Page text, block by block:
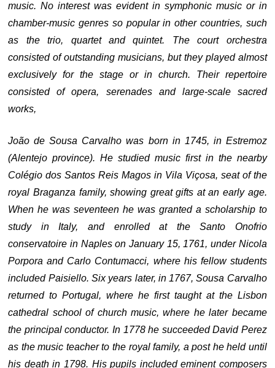
music. No interest was evident in symphonic music or in
chamber-music genres so popular in other countries, such
as the trio, quartet and quintet. The court orchestra
consisted of outstanding musicians, but they played almost
exclusively for the stage or in church. Their repertoire
consisted of opera, serenades and large-scale sacred
works,
João de Sousa Carvalho was born in 1745, in Estremoz
(Alentejo province). He studied music first in the nearby
Colégio dos Santos Reis Magos in Vila Viçosa, seat of the
royal Braganza family, showing great gifts at an early age.
When he was seventeen he was granted a scholarship to
study in Italy, and enrolled at the Santo Onofrio
conservatoire in Naples on January 15, 1761, under Nicola
Porpora and Carlo Contumacci, where his fellow students
included Paisiello. Six years later, in 1767, Sousa Carvalho
returned to Portugal, where he first taught at the Lisbon
cathedral school of church music, where he later became
the principal conductor. In 1778 he succeeded David Perez
as the music teacher to the royal family, a post he held until
his death in 1798. His pupils included eminent composers